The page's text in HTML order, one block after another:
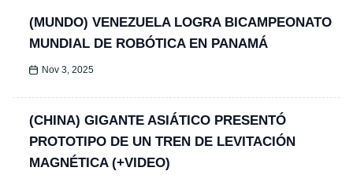
(MUNDO) VENEZUELA LOGRA BICAMPEONATO
MUNDIAL DE ROBÓTICA EN PANAMÁ
Nov 3, 2025
(CHINA) GIGANTE ASIÁTICO PRESENTÓ
PROTOTIPO DE UN TREN DE LEVITACIÓN
MAGNÉTICA (+VIDEO)